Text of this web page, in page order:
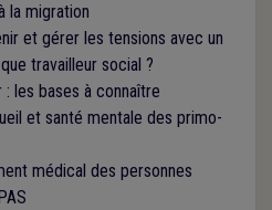
la migration
programmée
et gérer les tensions avec un
travailleur social ?
programmée
les bases à connaître
et santé mentale des primo-
programmée
médical des personnes